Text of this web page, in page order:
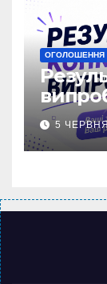
ОГОЛОШЕННЯ
5